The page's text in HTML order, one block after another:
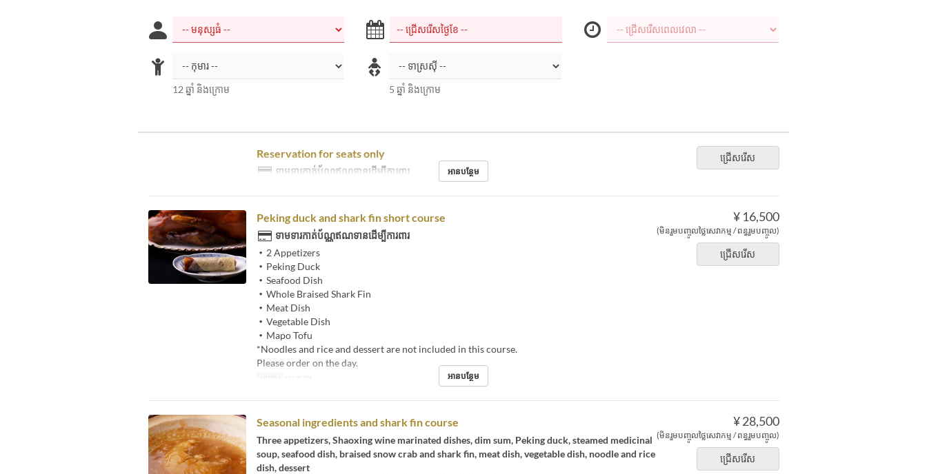
12 ឆ្នាំ និងក្រោម 5 ឆ្នាំ និងក្រោម
ជ្រើសរើស
Reservation for seats only
ទាមទារកាត់ប័ណ្ណឥណទានដើម្បីការពារ អានបន្ថែម
¥ 16,500
(មិនរួមបញ្ចូលថ្លៃសេវាកម្ម / ពន្ធរួមបញ្ចូល)
ជ្រើសរើស
Peking duck and shark fin short course
ទាមទារកាត់ប័ណ្ណឥណទានដើម្បីការពារ
・2 Appetizers
・Peking Duck
・Seafood Dish
・Whole Braised Shark Fin
・Meat Dish
・Vegetable Dish
・Mapo Tofu
*Noodles and rice and dessert are not included in this course.
Please order on the day.
អាហារ អាហារឡ អានបន្ថែម
¥ 28,500
(មិនរួមបញ្ចូលថ្លៃសេវាកម្ម / ពន្ធរួមបញ្ចូល)
ជ្រើសរើស
Seasonal ingredients and shark fin course
Three appetizers, Shaoxing wine marinated dishes, dim sum, Peking duck, steamed medicinal
soup, seafood dish, braised snow crab and shark fin, meat dish, vegetable dish, noodle and rice
dish, dessert